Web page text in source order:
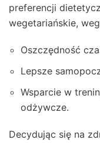
preferencji
wegetariańskie,
Oszczędność
Lepsze
Wsparcie w
odżywcze.
Decydując się na